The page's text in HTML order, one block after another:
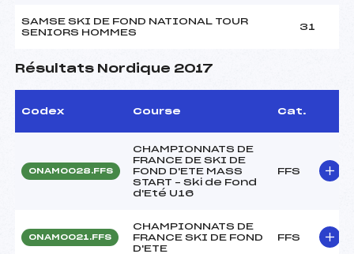
SAMSE SKI DE FOND NATIONAL TOUR
SENIORS HOMMES
31
Résultats Nordique 2017
Codex Course Cat.
ONAM0028.FFS
CHAMPIONNATS DE
FRANCE DE SKI DE
FOND D'ETE MASS
START – Ski de Fond
d'Eté U16
FFS
ONAM0021.FFS
CHAMPIONNATS DE
FRANCE SKI DE FOND
D'ETE
FFS